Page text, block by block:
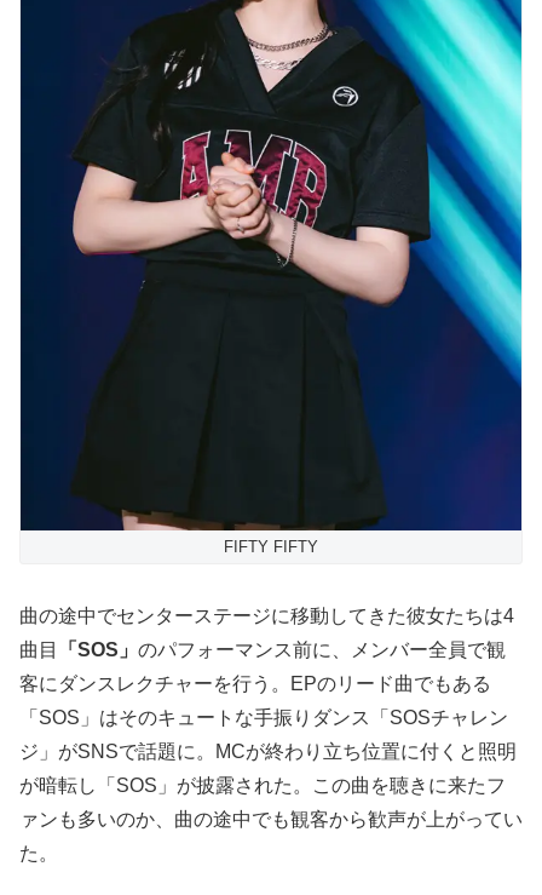
FIFTY FIFTY
曲の途中でセンターステージに移動してきた彼女たちは4
曲目
「SOS」 のパフォーマンス前に、メンバー全員で観
客にダンスレクチャーを行う。EPのリード曲でもある
「SOS」はそのキュートな手振りダンス「SOSチャレン
ジ」がSNSで話題に。MCが終わり立ち位置に付くと照明
が暗転し「SOS」が披露された。この曲を聴きに来たフ
ァンも多いのか、曲の途中でも観客から歓声が上がってい
た。